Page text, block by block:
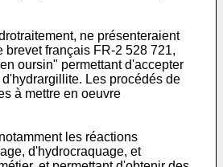
ne présenteraient
français FR-2 528 721,
oursin" permettant d'accepter
Les procédés de
à mettre en oeuvre
les réactions
d'hydrocraquage, et